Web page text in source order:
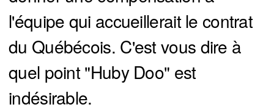
l'équipe qui accueillerait le contrat
du Québécois. C'est vous dire à
quel point "Huby Doo" est
indésirable.